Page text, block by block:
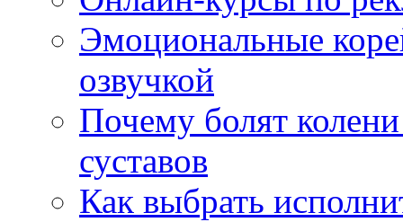
Эмоциональные
озвучкой
Почему болят
суставов
Как выбрать